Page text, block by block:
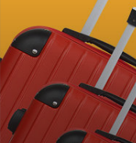
GIGAMIC
http://www.gigamic.com
Le site